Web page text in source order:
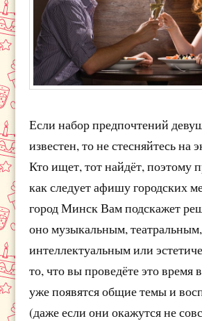
Если набор предпочтений
известен, то не стесняйтесь на
Кто ищет, тот найдёт, поэтому
как следует афишу городских
город Минск Вам подскажет
оно музыкальным,
интеллектуальным или
то, что вы проведёте это время
уже появятся общие темы и
(даже если они окажутся не